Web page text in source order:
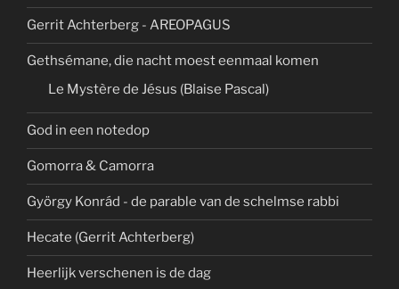
Gerrit Achterberg - AREOPAGUS
Gethsémane, die nacht moest eenmaal komen
Le Mystère de Jésus (Blaise Pascal)
God in een notedop
Gomorra & Camorra
György Konrád - de parable van de schelmse rabbi
Hecate (Gerrit Achterberg)
Heerlijk verschenen is de dag